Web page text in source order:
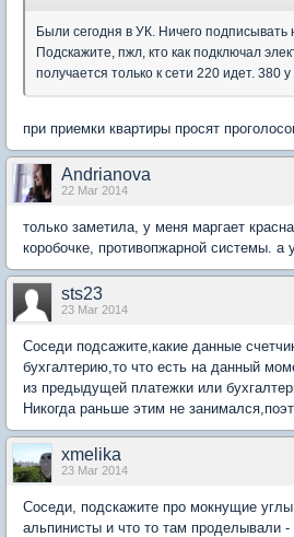
Были сегодня в УК. Ничего подписывать
Подскажите, пжл, кто как подключал
получается только к сети 220 идет. 380 у
при приемки квартиры просят
Andrianova
22 Mar 2014
только заметила, у меня маргает
коробочке, противопжарной системы. а
sts23
23 Mar 2014
Соседи подсажите,какие данные
бухгалтерию,то что есть на данный
из предыдущей платежки или
Никогда раньше этим не
xmelika
23 Mar 2014
Соседи, подскажите про мокнущие
альпинисты и что то там проделывали